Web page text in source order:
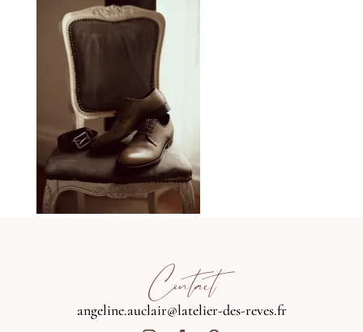
Contact
angeline.auclair@latelier-des-reves.fr